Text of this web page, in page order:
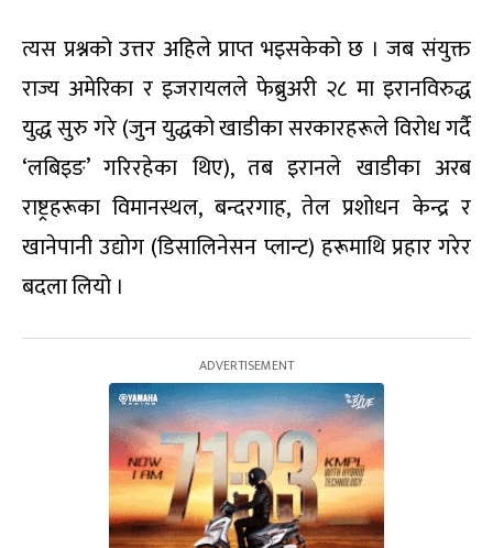
त्यस प्रश्नको उत्तर अहिले प्राप्त भइसकेको छ । जब संयुक्त
राज्य अमेरिका र इजरायलले फेब्रुअरी २८ मा इरानविरुद्ध
युद्ध सुरु गरे (जुन युद्धको खाडीका सरकारहरूले विरोध गर्दै
‘लबिइङ’ गरिरहेका थिए), तब इरानले खाडीका अरब
राष्ट्रहरूका विमानस्थल, बन्दरगाह, तेल प्रशोधन केन्द्र र
खानेपानी उद्योग (डिसालिनेसन प्लान्ट) हरूमाथि प्रहार गरेर
बदला लियो ।